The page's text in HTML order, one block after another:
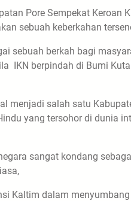
Pore Sempekat Keroan
sebuah keberkahan
sebuah berkah bagi
IKN berpindah di Bumi
menjadi salah satu
yang tersohor di dunia
sangat kondang
Kaltim dalam